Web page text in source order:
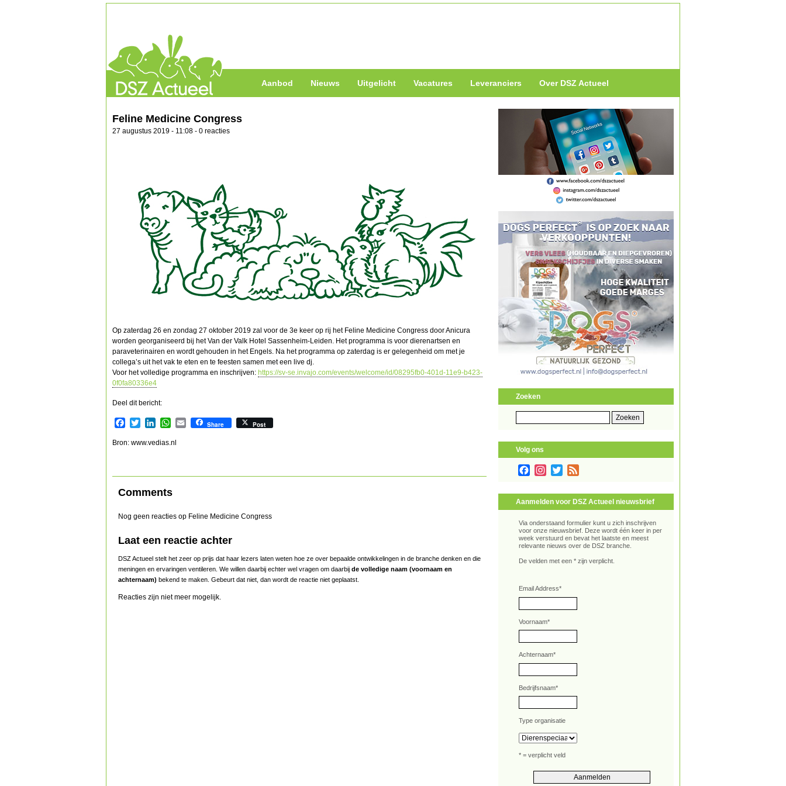
Aanbod Nieuws Uitgelicht Vacatures Leveranciers Over DSZ Actueel
Feline Medicine Congress
27 augustus 2019 - 11:08 - 0 reacties
Op zaterdag 26 en zondag 27 oktober 2019 zal voor de 3e keer op rij het Feline Medicine Congress door Anicura
worden georganiseerd bij het Van der Valk Hotel Sassenheim-Leiden. Het programma is voor dierenartsen en
paraveterinairen en wordt gehouden in het Engels. Na het programma op zaterdag is er gelegenheid om met je
collega’s uit het vak te eten en te feesten samen met een live dj.
Voor het volledige programma en inschrijven: https://sv-se.invajo.com/events/welcome/id/08295fb0-401d-11e9-b423-
0f0fa80336e4
Deel dit bericht:
Facebook
TwitterLinkedInWhatsApp
EmailShare Post
Bron: www.vedias.nl
Comments
Nog geen reacties op Feline Medicine Congress
Laat een reactie achter
DSZ Actueel stelt het zeer op prijs dat haar lezers laten weten hoe ze over bepaalde ontwikkelingen in de branche denken en die
meningen en ervaringen ventileren. We willen daarbij echter wel vragen om daarbij de volledige naam (voornaam en
achternaam) bekend te maken. Gebeurt dat niet, dan wordt de reactie niet geplaatst.
Reacties zijn niet meer mogelijk.
Zoeken
naar:
Volg ons
FacebookInstagram
Twitter
Aanmelden voor DSZ Actueel nieuwsbrief
Via onderstaand formulier kunt u zich inschrijven
voor onze nieuwsbrief. Deze wordt één keer in per
week verstuurd en bevat het laatste en meest
relevante nieuws over de DSZ branche.
De velden met een * zijn verplicht.
Email Address*
Voornaam*
Achternaam*
Bedrijfsnaam*
Type organisatie
* = verplicht veld